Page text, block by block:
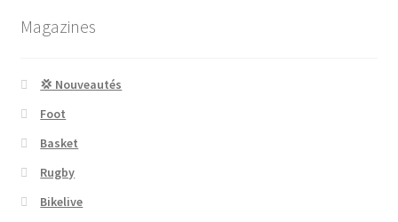
Magazines
💢 Nouveautés
Foot
Basket
Rugby
Bikelive